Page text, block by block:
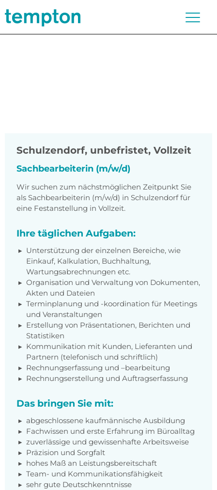
Schulzendorf, unbefristet, Vollzeit
Sachbearbeiterin (m/w/d)
Wir suchen zum nächstmöglichen Zeitpunkt Sie
als Sachbearbeiterin (m/w/d) in Schulzendorf für
eine Festanstellung in Vollzeit.
Ihre täglichen Aufgaben:
Unterstützung der einzelnen Bereiche, wie
Einkauf, Kalkulation, Buchhaltung,
Wartungsabrechnungen etc.
Organisation und Verwaltung von Dokumenten,
Akten und Dateien
Terminplanung und -koordination für Meetings
und Veranstaltungen
Erstellung von Präsentationen, Berichten und
Statistiken
Kommunikation mit Kunden, Lieferanten und
Partnern (telefonisch und schriftlich)
Rechnungserfassung und –bearbeitung
Rechnungserstellung und Auftragserfassung
Das bringen Sie mit:
abgeschlossene kaufmännische Ausbildung
Fachwissen und erste Erfahrung im Büroalltag
zuverlässige und gewissenhafte Arbeitsweise
Präzision und Sorgfalt
hohes Maß an Leistungsbereitschaft
Team- und Kommunikationsfähigkeit
sehr gute Deutschkenntnisse